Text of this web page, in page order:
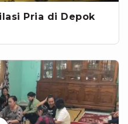
Pria di Depok